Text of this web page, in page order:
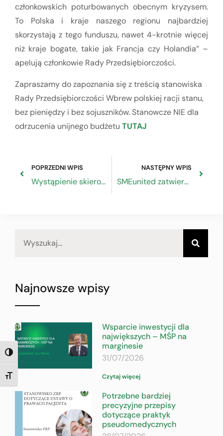
TOGGLE HIGH CONTRAST
TOGGLE FONT SIZE
członkowskich poturbowanych obecnym kryzysem.
To Polska i kraje naszego regionu najbardziej
skorzystają z tego funduszu, nawet 4-krotnie więcej
niż kraje bogate, takie jak Francja czy Holandia” –
apelują członkowie Rady Przedsiębiorczości.
Zapraszamy do zapoznania się z treścią stanowiska
Rady Przedsiębiorczości Wbrew polskiej racji stanu,
bez pieniędzy i bez sojuszników. Stanowcze NIE dla
odrzucenia unijnego budżetu TUTAJ
POPRZEDNI WPIS
Wystąpienie skierowane do Ministra Rozwoju, Pracy i Technologii w sprawie ograniczenia w samodzielnym poruszaniu się dzieci w wieku do 16 lat
NASTĘPNY WPIS
SMEunited zatwierdza deklarację z Osnabrück z ministrami edukacji
Najnowsze wpisy
Wsparcie inwestycji dla
największych – MŚP na
marginesie
31/07/2026
Czytaj więcej
Potrzebne bardziej
precyzyjne przepisy
dotyczące praktyk
pseudomedycznych